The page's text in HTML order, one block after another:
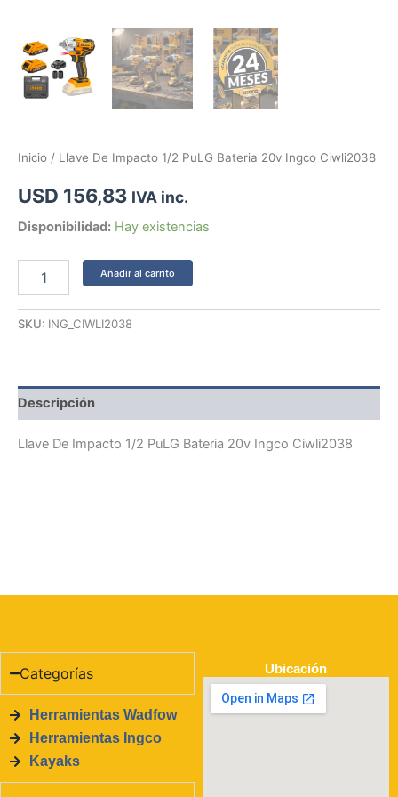
Inicio / Llave De Impacto 1/2 PuLG Bateria 20v Ingco Ciwli2038
USD 156,83 IVA inc.
Disponibilidad: Hay existencias
Añadir al carrito
SKU: ING_CIWLI2038
Descripción
Llave De Impacto 1/2 PuLG Bateria 20v Ingco Ciwli2038
Categorías
Herramientas Wadfow
Herramientas Ingco
Kayaks
Ubicación